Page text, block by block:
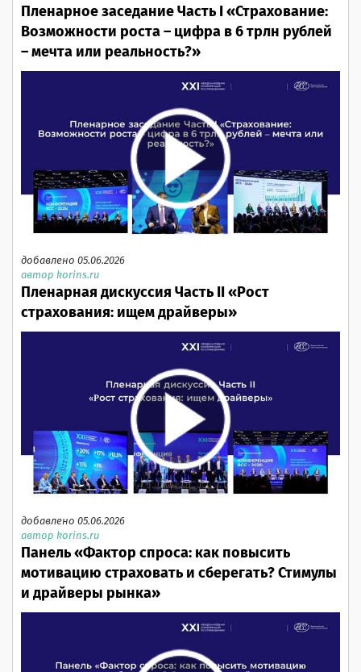
Пленарное заседание Часть I «Страхование:
Возможности роста – цифра в 6 трлн рублей
– мечта или реальность?»
добавлено 05.06.2026
автор korins.ru
Пленарная дискуссия Часть II «Рост
страхования: ищем драйверы»
добавлено 05.06.2026
автор korins.ru
Панель «Фактор спроса: как повысить
мотивацию страховать и сберегать? Стимулы
и драйверы рынка»